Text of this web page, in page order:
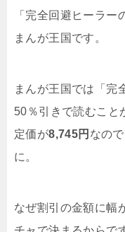
「完全回避ヒーラー
まんが王国です。
まんが王国では「完
50％引きで読むこと
定価が8,745円 なの
に。
なぜ割引の金額に幅